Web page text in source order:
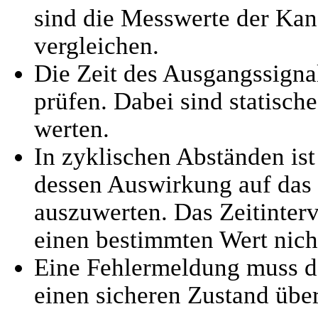
sind die Messwerte der
vergleichen.
Die Zeit des
prüfen. Dabei sind
werten.
In zyklischen Abständen
dessen Auswirkung auf
auszuwerten. Das
einen bestimmten Wert
Eine Fehlermeldung muss
einen sicheren Zustand